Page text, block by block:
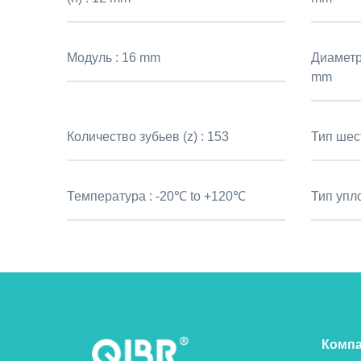
Модуль : 16 mm
mm
Количество зубьев (z) : 153 Тип
Температура :-20℃ to +120℃ Тип